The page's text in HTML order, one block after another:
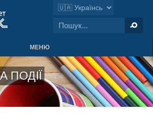
МЕНЮ
ПОДІЇ